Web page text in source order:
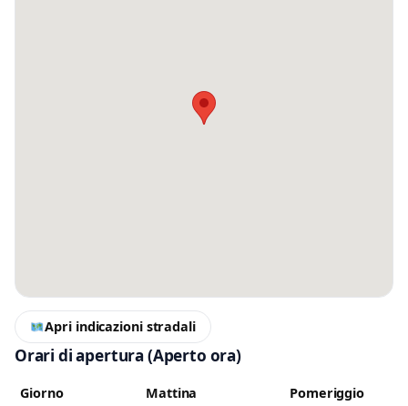
Apri indicazioni stradali
Orari di apertura(Aperto ora)
Giorno Mattina
Pomeriggio
Accetto l’informativa privacy